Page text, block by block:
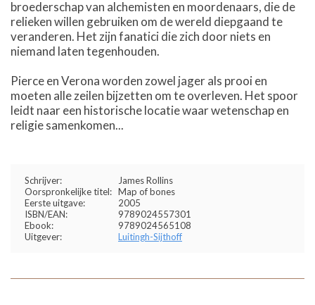
broederschap van alchemisten en moordenaars, die de
relieken willen gebruiken om de wereld diepgaand te
veranderen. Het zijn fanatici die zich door niets en
niemand laten tegenhouden.
Pierce en Verona worden zowel jager als prooi en
moeten alle zeilen bijzetten om te overleven. Het spoor
leidt naar een historische locatie waar wetenschap en
religie samenkomen...
Schrijver:
James Rollins
Oorspronkelijke titel: Map of bones
Eerste uitgave:
2005
ISBN/EAN:
9789024557301
Ebook:
9789024565108
Uitgever:
Luitingh-Sijthoff